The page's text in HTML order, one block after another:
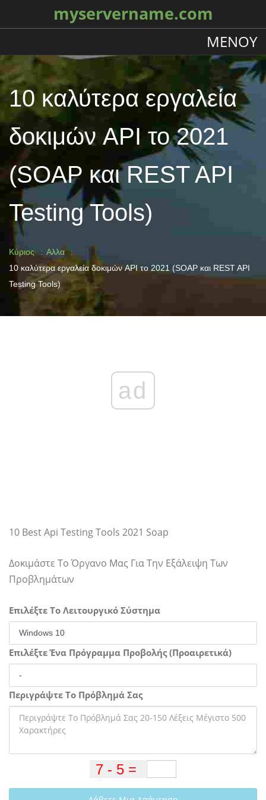
myservername.com
ΜΕΝΟΎ
10 καλύτερα εργαλεία
δοκιμών API το 2021
(SOAP και REST API
Testing Tools)
Κύριος
Αλλα
10 καλύτερα εργαλεία δοκιμών API το 2021 (SOAP και REST API
Testing Tools)
ad
10 Best Api Testing Tools 2021 Soap
Δοκιμάστε Το Όργανο Μας Για Την Εξάλειψη Των
Προβλημάτων
Επιλέξτε Το Λειτουργικό Σύστημα
Επιλέξτε Ένα Πρόγραμμα Προβολής (Προαιρετικά)
Περιγράψτε Το Πρόβλημά Σας